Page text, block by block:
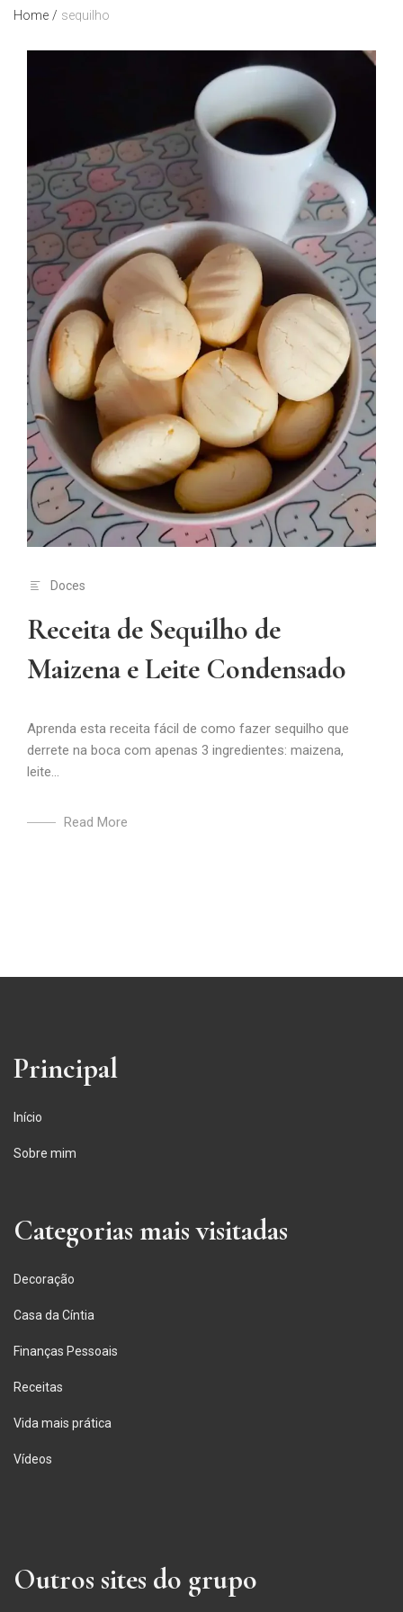
Home / sequilho
Doces
Receita de Sequilho de
Maizena e Leite Condensado
Aprenda esta receita fácil de como fazer sequilho que
derrete na boca com apenas 3 ingredientes: maizena,
leite...
Read More
Principal
Início
Sobre mim
Categorias mais visitadas
Decoração
Casa da Cíntia
Finanças Pessoais
Receitas
Vida mais prática
Vídeos
Outros sites do grupo